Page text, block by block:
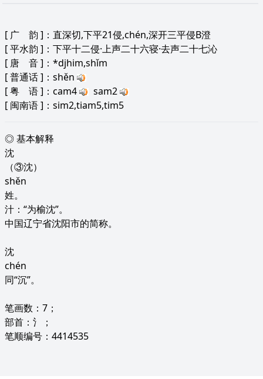
[ 广 韵 ]：直深切,下平21侵,chén,深开三平侵B澄
[平水韵 ]：下平十二侵·上声二十六寝·去声二十七沁
[ 唐 音]：*djhim,shǐm
[普通话]：shěn
[粤 语]：cam4
sam2
[ 闽南语]：sim2,tiam5,tim5
◎ 基本解释
沈
（③沈）
shěn
姓。
汁：“为榆沈”。
中国辽宁省沈阳市的简称。
沈
chén
同“沉”。
笔画数：7；
部首：氵；
笔顺编号：4414535